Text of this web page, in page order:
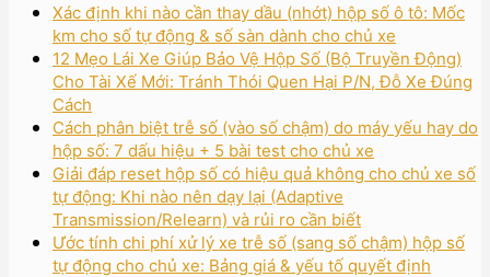
Xác định khi nào cần thay dầu (nhớt) hộp số ô tô: Mốc
km cho số tự động & số sàn dành cho chủ xe
12 Mẹo Lái Xe Giúp Bảo Vệ Hộp Số (Bộ Truyền Động)
Cho Tài Xế Mới: Tránh Thói Quen Hại P/N, Đỗ Xe Đúng
Cách
Cách phân biệt trễ số (vào số chậm) do máy yếu hay do
hộp số: 7 dấu hiệu + 5 bài test cho chủ xe
Giải đáp reset hộp số có hiệu quả không cho chủ xe số
tự động: Khi nào nên dạy lại (Adaptive
Transmission/Relearn) và rủi ro cần biết
Ước tính chi phí xử lý xe trễ số (sang số chậm) hộp số
tự động cho chủ xe: Bảng giá & yếu tố quyết định